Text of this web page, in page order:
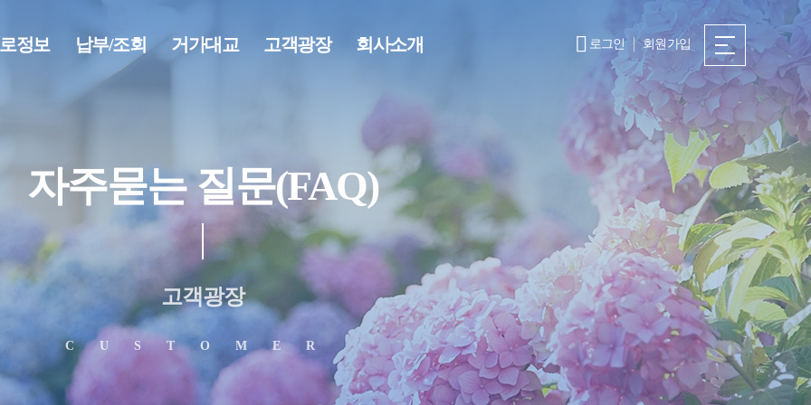
로그인 회원가입
정보 납부/조회 거가대교 고객광장 회사소개
자주묻는 질문(FAQ)
고객광장
CUSTOMER